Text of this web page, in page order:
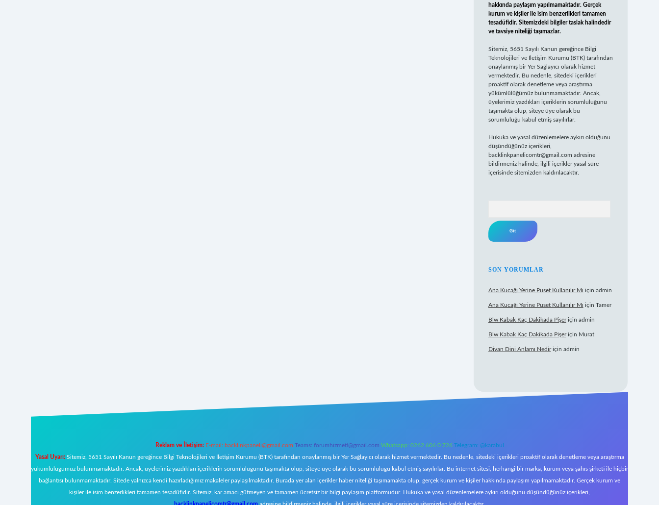
hakkında paylaşım yapılmamaktadır. Gerçek
kurum ve kişiler ile isim benzerlikleri tamamen
tesadüfidir. Sitemizdeki bilgiler taslak halindedir
ve tavsiye niteliği taşımazlar.
Sitemiz, 5651 Sayılı Kanun gereğince Bilgi
Teknolojileri ve İletişim Kurumu (BTK) tarafından
onaylanmış bir Yer Sağlayıcı olarak hizmet
vermektedir. Bu nedenle, sitedeki içerikleri
proaktif olarak denetleme veya araştırma
yükümlülüğümüz bulunmamaktadır. Ancak,
üyelerimiz yazdıkları içeriklerin sorumluluğunu
taşımakta olup, siteye üye olarak bu
sorumluluğu kabul etmiş sayılırlar.
Hukuka ve yasal düzenlemelere aykırı olduğunu
düşündüğünüz içerikleri,
backlinkpanelicomtr@gmail.com adresine
bildirmeniz halinde, ilgili içerikler yasal süre
içerisinde sitemizden kaldırılacaktır.
SON YORUMLAR
Ana Kucağı Yerine Puset Kullanılır Mı için admin
Ana Kucağı Yerine Puset Kullanılır Mı için Tamer
Blw Kabak Kaç Dakikada Pişeriçin admin
Blw Kabak Kaç Dakikada Pişeriçin Murat
Divan Dini Anlamı Nediriçin admin
Reklam ve İletişim: E-mail: backlinkpaneli@gmail.com Teams: forumhizmeti@gmail.com Whatsapp: 0262 606 0 726 Telegram: @karabul
Yasal Uyarı:Sitemiz, 5651 Sayılı Kanun gereğince Bilgi Teknolojileri ve İletişim Kurumu (BTK) tarafından onaylanmış bir Yer Sağlayıcı olarak hizmet vermektedir. Bu nedenle, sitedeki içerikleri proaktif olarak denetleme veya araştırma
yükümlülüğümüz bulunmamaktadır. Ancak, üyelerimiz yazdıkları içeriklerin sorumluluğunu taşımakta olup, siteye üye olarak bu sorumluluğu kabul etmiş sayılırlar. Bu internet sitesi, herhangi bir marka, kurum veya şahıs şirketi ile hiçbir
bağlantısı bulunmamaktadır. Sitede yalnızca kendi hazırladığımız makaleler paylaşılmaktadır. Burada yer alan içerikler haber niteliği taşımamakta olup, gerçek kurum ve kişiler hakkında paylaşım yapılmamaktadır. Gerçek kurum ve
kişiler ile isim benzerlikleri tamamen tesadüfidir. Sitemiz, kar amacı gütmeyen ve tamamen ücretsiz bir bilgi paylaşım platformudur. Hukuka ve yasal düzenlemelere aykırı olduğunu düşündüğünüz içerikleri,